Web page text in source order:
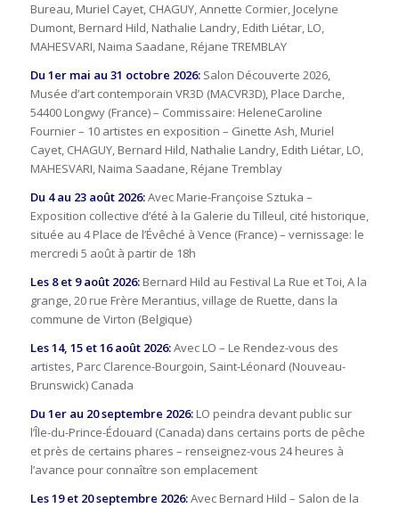
Bureau, Muriel Cayet, CHAGUY, Annette Cormier, Jocelyne
Dumont, Bernard Hild, Nathalie Landry, Edith Liétar, LO,
MAHESVARI, Naima Saadane, Réjane TREMBLAY
Du 1er mai au 31 octobre 2026:Salon Découverte 2026,
Musée d’art contemporain VR3D (MACVR3D), Place Darche,
54400 Longwy (France) – Commissaire: HeleneCaroline
Fournier – 10 artistes en exposition – Ginette Ash, Muriel
Cayet, CHAGUY, Bernard Hild, Nathalie Landry, Edith Liétar, LO,
MAHESVARI, Naima Saadane, Réjane Tremblay
Du 4 au 23 août 2026:Avec Marie-Françoise Sztuka –
Exposition collective d’été à la Galerie du Tilleul, cité historique,
située au 4 Place de l’Évêché à Vence (France) – vernissage: le
mercredi 5 août à partir de 18h
Les 8 et 9 août 2026:Bernard Hild au Festival La Rue et Toi, A la
grange, 20 rue Frère Merantius, village de Ruette, dans la
commune de Virton (Belgique)
Les 14, 15 et 16 août 2026:Avec LO – Le Rendez-vous des
artistes, Parc Clarence-Bourgoin, Saint-Léonard (Nouveau-
Brunswick) Canada
Du 1er au 20 septembre 2026:LO peindra devant public sur
l’Île-du-Prince-Édouard (Canada) dans certains ports de pêche
et près de certains phares – renseignez-vous 24 heures à
l’avance pour connaître son emplacement
Les 19 et 20 septembre 2026:Avec Bernard Hild – Salon de la